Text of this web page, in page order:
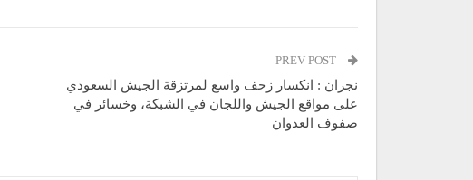
نجران : انكسار زحف واسع لمرتزقة الجيش السعودي
على مواقع الجيش واللجان في الشبكة، وخسائر في
صفوف العدوان